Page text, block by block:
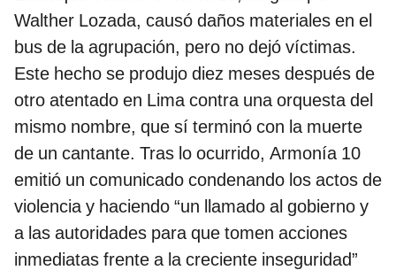
Walther Lozada, causó daños materiales en el
bus de la agrupación, pero no dejó víctimas.
Este hecho se produjo diez meses después de
otro atentado en Lima contra una orquesta del
mismo nombre, que sí terminó con la muerte
de un cantante. Tras lo ocurrido, Armonía 10
emitió un comunicado condenando los actos de
violencia y haciendo “un llamado al gobierno y
a las autoridades para que tomen acciones
inmediatas frente a la creciente inseguridad”